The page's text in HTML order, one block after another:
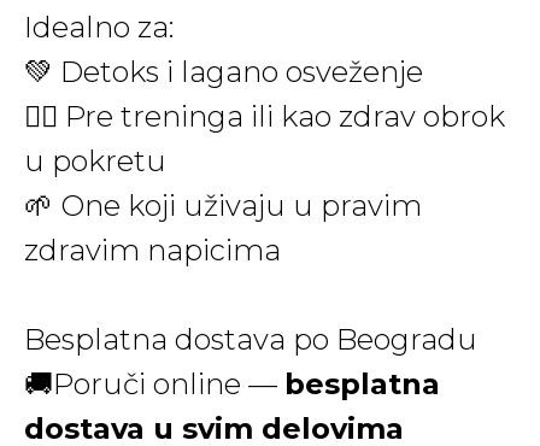
Idealno za:
💚 Detoks i lagano osveženje
🏋️‍♂️ Pre treninga ili kao zdrav obrok
u pokretu
🌱 One koji uživaju u pravim
zdravim napicima
Besplatna dostava po Beogradu
🚚Poruči online — besplatna
dostava u svim delovima